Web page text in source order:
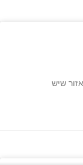
שיש